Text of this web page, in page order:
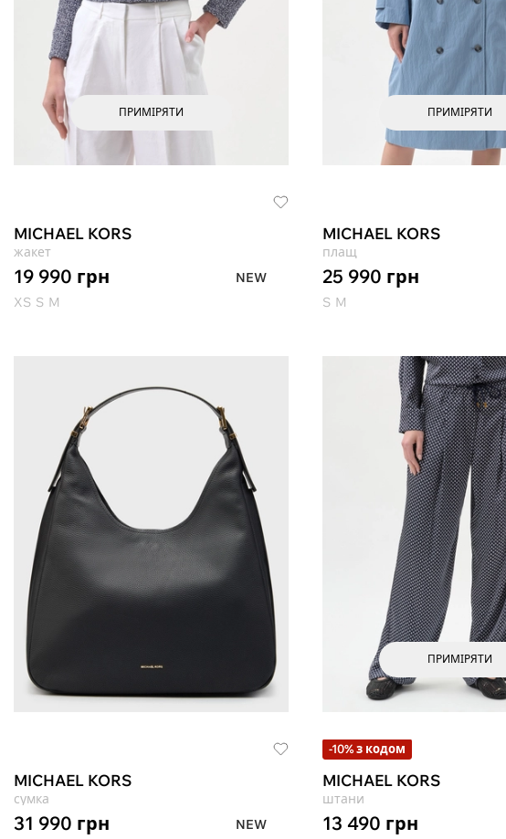
ПРИМІРЯТИ
MICHAEL KORS
жакет
19 990 грн
NEW
XS S M
ПРИМІРЯТИ
MICHAEL KORS
плащ
25 990 грн
S M
MICHAEL KORS
сумка
31 990 грн NEW
ПРИМІРЯТИ
-10% з кодом
MICHAEL KORS
штани
13 490 грн